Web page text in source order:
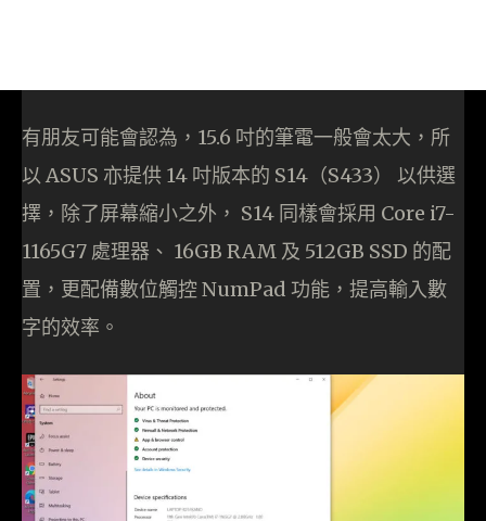
有朋友可能會認為，15.6 吋的筆電一般會太大，所
以 ASUS 亦提供 14 吋版本的 S14（S433） 以供選
擇，除了屏幕縮小之外， S14 同樣會採用 Core i7-
1165G7 處理器、 16GB RAM 及 512GB SSD 的配
置，更配備數位觸控 NumPad 功能，提高輸入數
字的效率。